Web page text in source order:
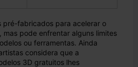
pré-fabricados para acelerar o
mas pode enfrentar alguns limites
ou ferramentas. Ainda
considera que a
3D gratuitos lhes